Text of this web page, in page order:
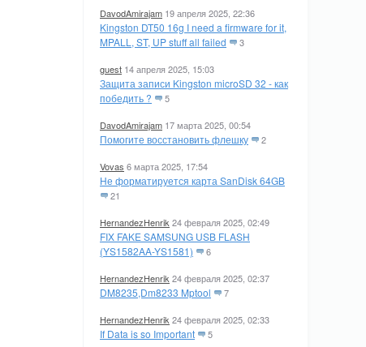
DavodAmirajam 19 апреля 2025, 22:36
Kingston DT50 16g I need a firmware for it,
MPALL, ST, UP stuff all failed
3
guest 14 апреля 2025, 15:03
Защита записи Kingston microSD 32 - как
победить ?
5
DavodAmirajam 17 марта 2025, 00:54
Помогите восстановить флешку 2
Vovas 6 марта 2025, 17:54
Не форматируется карта SanDisk 64GB
21
HernandezHenrik 24 февраля 2025, 02:49
FIX FAKE SAMSUNG USB FLASH
(YS1582AA-YS1581)
6
HernandezHenrik 24 февраля 2025, 02:37
DM8235,Dm8233 Mptool 7
HernandezHenrik 24 февраля 2025, 02:33
If Data is so Important 5